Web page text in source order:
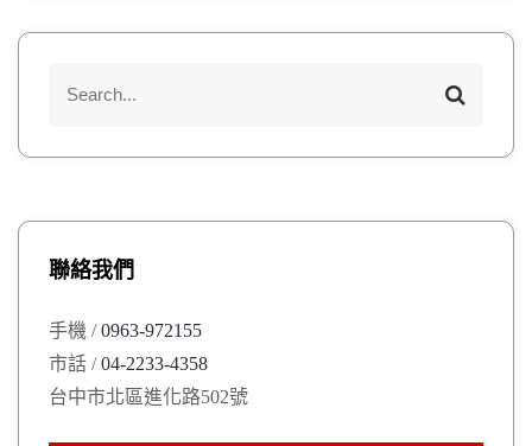
f
:
S
r
聯絡我們
手機 /0963-972155
市話 /04-2233-4358
台中市北區進化路502號